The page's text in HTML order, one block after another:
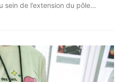
de l’extension du pôle
au cœur même du